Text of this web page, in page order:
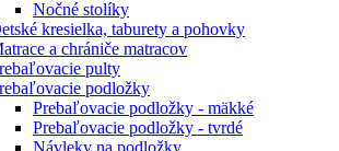
Nočné stolíky
kresielka, taburety a pohovky
a chrániče matracov
pulty
podložky
Prebaľovacie podložky - mäkké
Prebaľovacie podložky - tvrdé
Návleky na podložky